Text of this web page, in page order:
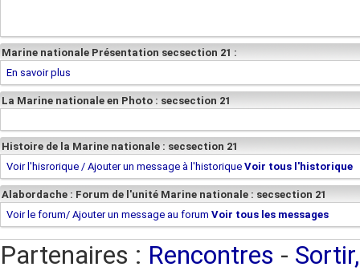
Marine nationale Présentation secsection 21 :
En savoir plus
La Marine nationale en Photo : secsection 21
Histoire de la Marine nationale : secsection 21
Voir l'hisrorique / Ajouter un message à l'historique Voir tous l'historique
Alabordache : Forum de l'unité Marine nationale : secsection 21
Voir le forum/ Ajouter un message au forum Voir tous les messages
Partenaires : Rencontres -